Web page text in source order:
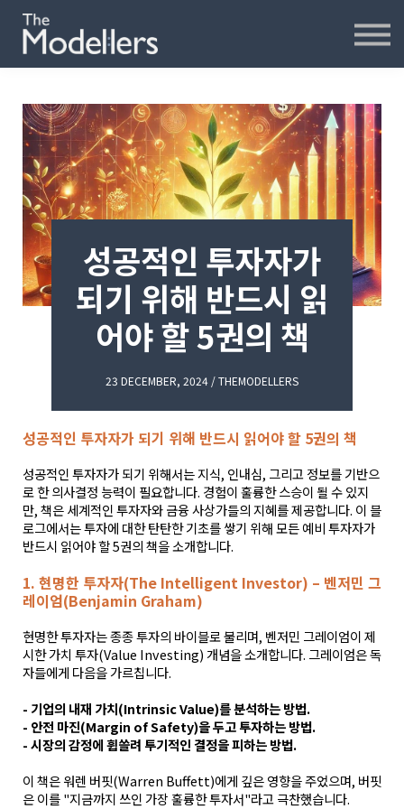
파워포인트
오프라인
연습모델
문의하기
내강의실
성공적인 투자자가
되기 위해 반드시 읽
어야 할 5권의 책
23 DECEMBER, 2024 / THEMODELLERS
성공적인 투자자가 되기 위해 반드시 읽어야 할 5권의 책
성공적인 투자자가 되기 위해서는 지식, 인내심, 그리고 정보를 기반으
로 한 의사결정 능력이 필요합니다. 경험이 훌륭한 스승이 될 수 있지
만, 책은 세계적인 투자자와 금융 사상가들의 지혜를 제공합니다. 이 블
로그에서는 투자에 대한 탄탄한 기초를 쌓기 위해 모든 예비 투자자가
반드시 읽어야 할 5권의 책을 소개합니다.
1. 현명한 투자자(The Intelligent Investor) – 벤저민 그
레이엄(Benjamin Graham)
현명한 투자자는 종종 투자의 바이블로 불리며, 벤저민 그레이엄이 제
시한 가치 투자(Value Investing) 개념을 소개합니다. 그레이엄은 독
자들에게 다음을 가르칩니다.
- 기업의 내재 가치(Intrinsic Value)를 분석하는 방법.
- 안전 마진(Margin of Safety)을 두고 투자하는 방법.
- 시장의 감정에 휩쓸려 투기적인 결정을 피하는 방법.
이 책은 워렌 버핏(Warren Buffett)에게 깊은 영향을 주었으며, 버핏
은 이를 "지금까지 쓰인 가장 훌륭한 투자서"라고 극찬했습니다.